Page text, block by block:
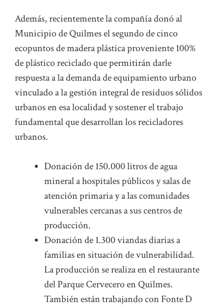
Además, recientemente la compañía donó al
Municipio de Quilmes el segundo de cinco
ecopuntos de madera plástica proveniente 100%
de plástico reciclado que permitirán darle
respuesta a la demanda de equipamiento urbano
vinculado a la gestión integral de residuos sólidos
urbanos en esa localidad y sostener el trabajo
fundamental que desarrollan los recicladores
urbanos.
Donación de 150.000 litros de agua
mineral a hospitales públicos y salas de
atención primaria y a las comunidades
vulnerables cercanas a sus centros de
producción.
Donación de 1.300 viandas diarias a
familias en situación de vulnerabilidad.
La producción se realiza en el restaurante
del Parque Cervecero en Quilmes.
También están trabajando con Fonte D